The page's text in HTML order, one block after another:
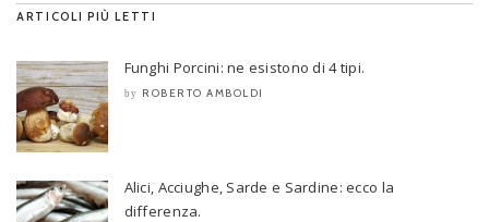
ARTICOLI PIÙ LETTI
Funghi Porcini: ne esistono di 4 tipi.
by ROBERTO AMBOLDI
Alici, Acciughe, Sarde e Sardine: ecco la
differenza.